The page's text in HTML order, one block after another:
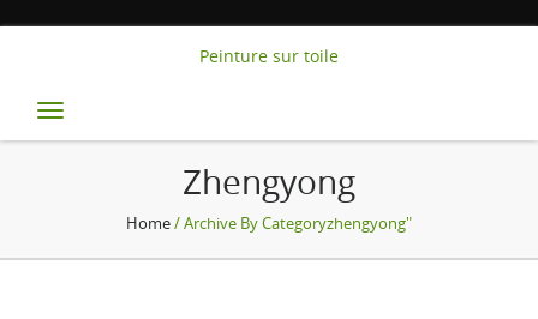
Peinture sur toile
Toggle
navigation
Zhengyong
Home/ Archive By Categoryzhengyong"